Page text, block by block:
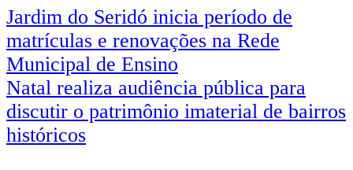
Navegação
de
Post
Jardim do Seridó inicia período de
matrículas e renovações na Rede
Municipal de Ensino
Natal realiza audiência pública para
discutir o patrimônio imaterial de bairros
históricos